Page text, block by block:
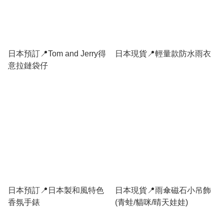
日本預訂📍Tom and Jerry得
意拉鏈袋仔
日本現貨📍輕量款防水雨衣
日本預訂📍日本製和風特色
香氛手錶
日本現貨📍雨傘磁石小吊飾
(青蛙/貓咪/晴天娃娃)